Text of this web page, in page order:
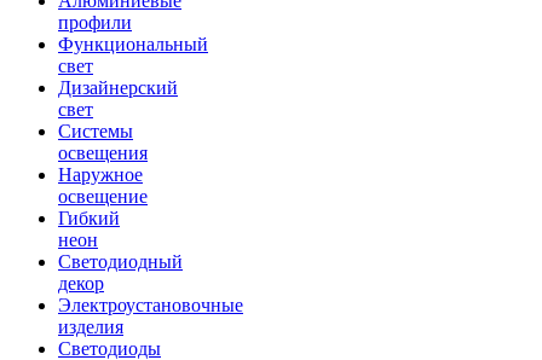
профили
Функциональный
свет
Дизайнерский
свет
Системы
освещения
Наружное
освещение
Гибкий
неон
Светодиодный
декор
Электроустановочные
изделия
Светодиоды